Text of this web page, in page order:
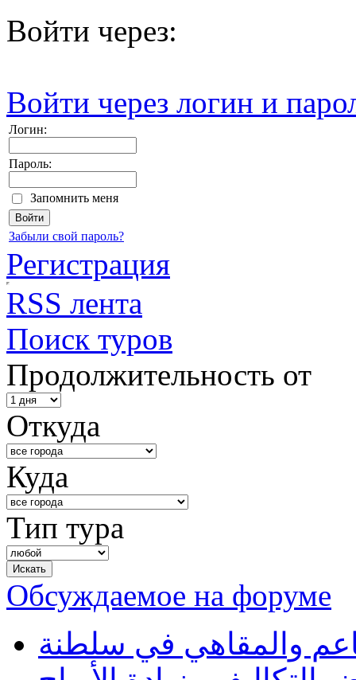
Войти через:
Войти через логин и
Логин:
Пароль:
Запомнить меня
Забыли свой пароль?
Регистрация
RSS лента
Поиск туров
Продолжительность от
Откуда
Куда
Тип тура
Обсуждаемое на форуме
والمقاهي في سلطنة